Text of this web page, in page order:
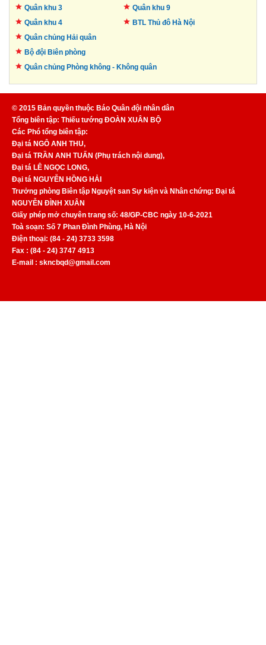
Quân khu 3
Quân khu 4
Quân khu 9
BTL Thủ đô Hà Nội
Quân chủng Hải quân
Bộ đội Biên phòng
Quân chủng Phòng không - Không quân
© 2015 Bản quyền thuộc Báo Quân đội nhân dân
Tổng biên tập: Thiếu tướng ĐOÀN XUÂN BỘ
Các Phó tổng biên tập:
Đại tá NGÔ ANH THU,
Đại tá TRẦN ANH TUẤN (Phụ trách nội dung),
Đại tá LÊ NGỌC LONG,
Đại tá NGUYỄN HỒNG HẢI
Trưởng phòng Biên tập Nguyệt san Sự kiện và Nhân chứng: Đại tá
NGUYỄN ĐÌNH XUÂN
Giấy phép mở chuyên trang số: 48/GP-CBC ngày 10-6-2021
Toà soạn: Số 7 Phan Đình Phùng, Hà Nội
Điện thoại: (84 - 24) 3733 3598
Fax : (84 - 24) 3747 4913
E-mail : skncbqd@gmail.com